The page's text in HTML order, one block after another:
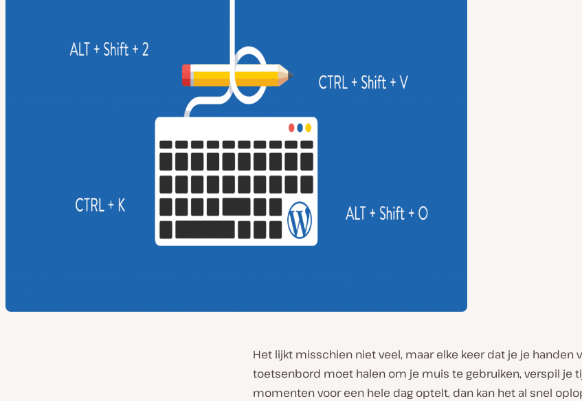
Het lijkt misschien niet veel, maar elke keer dat je je handen
toetsenbord moet halen om je muis te gebruiken, verspil je
momenten voor een hele dag optelt, dan kan het al snel